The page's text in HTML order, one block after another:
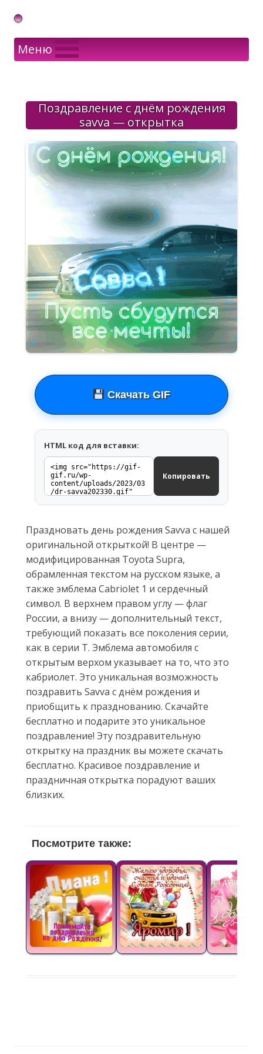
Gif Открытки в подарок
Меню
Поздравление с днём рождения
savva — открытка
Скачать GIF
HTML код для вставки:
Копировать
Праздновать день рождения Savva с нашей
оригинальной открыткой! В центре —
модифицированная Toyota Supra,
обрамленная текстом на русском языке, а
также эмблема Cabriolet 1 и сердечный
символ. В верхнем правом углу — флаг
России, а внизу — дополнительный текст,
требующий показать все поколения серии,
как в серии T. Эмблема автомобиля с
открытым верхом указывает на то, что это
кабриолет. Это уникальная возможность
поздравить Savva с днём рождения и
приобщить к празднованию. Скачайте
бесплатно и подарите это уникальное
поздравление! Эту поздравительную
открытку на праздник вы можете скачать
бесплатно. Красивое поздравление и
праздничная открытка порадуют ваших
близких.
Посмотрите также: